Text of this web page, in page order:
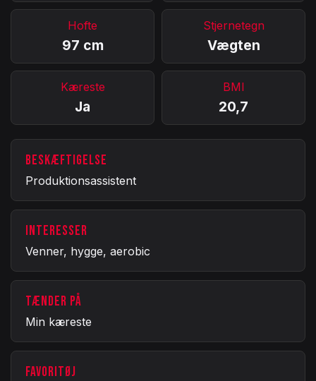
Hofte
97 cm
Stjernetegn
Vægten
Kæreste
Ja
BMI
20,7
BESKÆFTIGELSE
Produktionsassistent
INTERESSER
Venner, hygge, aerobic
TÆNDER PÅ
Min kæreste
FAVORITØJ